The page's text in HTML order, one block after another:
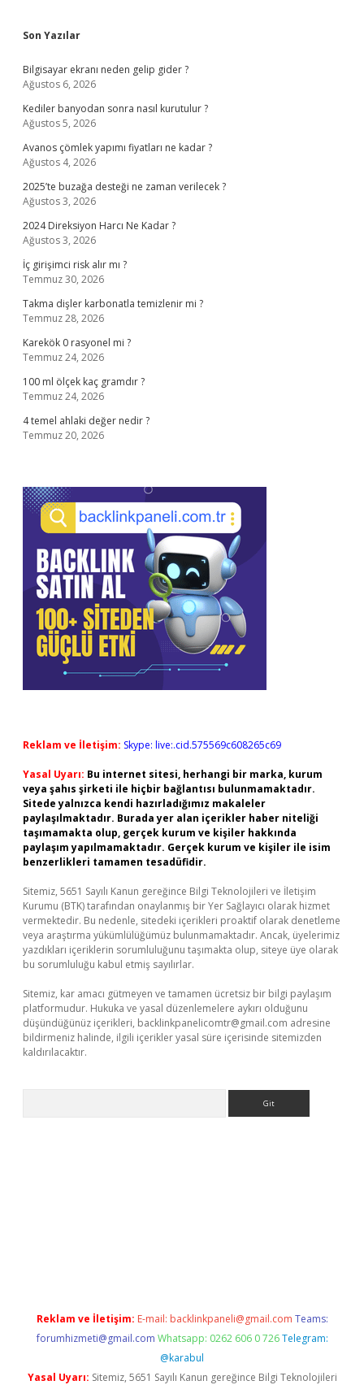
Sidebar
Son Yazılar
Bilgisayar ekranı neden gelip gider ?
Ağustos 6, 2026
Kediler banyodan sonra nasıl kurutulur ?
Ağustos 5, 2026
Avanos çömlek yapımı fiyatları ne kadar ?
Ağustos 4, 2026
2025’te buzağa desteği ne zaman verilecek ?
Ağustos 3, 2026
2024 Direksiyon Harcı Ne Kadar ?
Ağustos 3, 2026
İç girişimci risk alır mı ?
Temmuz 30, 2026
Takma dişler karbonatla temizlenir mi ?
Temmuz 28, 2026
Karekök 0 rasyonel mi ?
Temmuz 24, 2026
100 ml ölçek kaç gramdır ?
Temmuz 24, 2026
4 temel ahlaki değer nedir ?
Temmuz 20, 2026
Reklam ve İletişim: Skype: live:.cid.575569c608265c69
Yasal Uyarı: Bu internet sitesi, herhangi bir marka, kurum
veya şahıs şirketi ile hiçbir bağlantısı bulunmamaktadır.
Sitede yalnızca kendi hazırladığımız makaleler
paylaşılmaktadır. Burada yer alan içerikler haber niteliği
taşımamakta olup, gerçek kurum ve kişiler hakkında
paylaşım yapılmamaktadır. Gerçek kurum ve kişiler ile isim
benzerlikleri tamamen tesadüfidir.
Sitemiz, 5651 Sayılı Kanun gereğince Bilgi Teknolojileri ve İletişim
Kurumu (BTK) tarafından onaylanmış bir Yer Sağlayıcı olarak hizmet
vermektedir. Bu nedenle, sitedeki içerikleri proaktif olarak denetleme
veya araştırma yükümlülüğümüz bulunmamaktadır. Ancak, üyelerimiz
yazdıkları içeriklerin sorumluluğunu taşımakta olup, siteye üye olarak
bu sorumluluğu kabul etmiş sayılırlar.
Sitemiz, kar amacı gütmeyen ve tamamen ücretsiz bir bilgi paylaşım
platformudur. Hukuka ve yasal düzenlemelere aykırı olduğunu
düşündüğünüz içerikleri, backlinkpanelicomtr@gmail.com adresine
bildirmeniz halinde, ilgili içerikler yasal süre içerisinde sitemizden
kaldırılacaktır.
Reklam ve İletişim: E-mail: backlinkpaneli@gmail.com Teams:
forumhizmeti@gmail.com Whatsapp: 0262 606 0 726 Telegram:
@karabul
Yasal Uyarı: Sitemiz, 5651 Sayılı Kanun gereğince Bilgi Teknolojileri